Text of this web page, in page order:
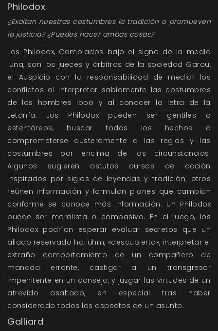
Philodox
¿Exaltan nuestras costumbres la tradición o promueven
la justicia? ¿Puedes hacer ambas cosas?
Los Philodox, Cambiados bajo el signo de la media
luna, son los jueces y árbitros de la sociedad Garou,
el Auspicio con la responsabilidad de mediar los
conflictos al interpretar sabiamente las costumbres
de los hombres lobo y al conocer la letra de la
Letanía. Los Philodox pueden ser gentiles o
estentóreos, buscar todos los hechos o
comprometerse austeramente a las reglas y las
costumbres por encima de las circunstancias.
Algunos sugieren astutos cursos de acción
inspirados por siglos de leyendas y tradición; otros
reúnen información y formulan planes que cambian
conforme se conoce más información. Un Philodox
puede ser moralista o compasivo. En el juego, los
Philodox podrían esperar evaluar secretos que un
aliado reservado ha, uhm, «descubierto», interpretar el
extraño comportamiento de un compañero de
manada errante, castigar a un transgresor
impenitente en un consejo, y juzgar las virtudes de un
atrevido asaltado, en especial tras haber
considerado todos los aspectos de un asunto.
Galliard